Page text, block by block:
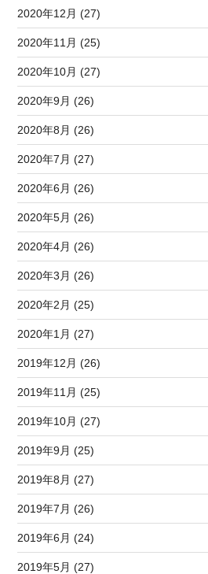
2020年12月 (27)
2020年11月 (25)
2020年10月 (27)
2020年9月 (26)
2020年8月 (26)
2020年7月 (27)
2020年6月 (26)
2020年5月 (26)
2020年4月 (26)
2020年3月 (26)
2020年2月 (25)
2020年1月 (27)
2019年12月 (26)
2019年11月 (25)
2019年10月 (27)
2019年9月 (25)
2019年8月 (27)
2019年7月 (26)
2019年6月 (24)
2019年5月 (27)